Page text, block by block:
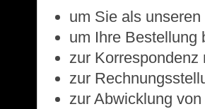
um Sie als
um Ihre Bestellung
zur Korrespondenz
zur
zur Abwicklung